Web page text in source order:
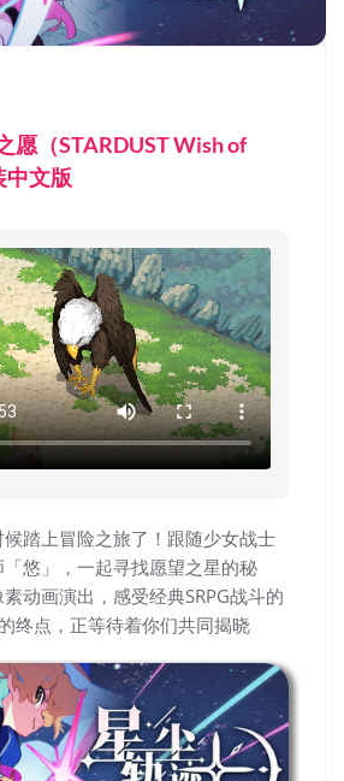
愿（STARDUST Wish of
文版
踏上冒险之旅了！跟随少女战士
「悠」，一起寻找愿望之星的秘
动画演出，感受经典SRPG战斗的
终点，正等待着你们共同揭晓